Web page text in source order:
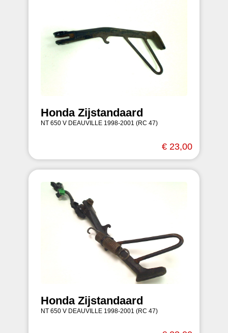
Honda Zijstandaard
NT 650 V DEAUVILLE 1998-2001 (RC 47)
€ 23,00
Honda Zijstandaard
NT 650 V DEAUVILLE 1998-2001 (RC 47)